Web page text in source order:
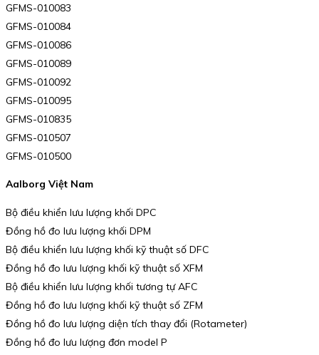
GFMS-010083
GFMS-010084
GFMS-010086
GFMS-010089
GFMS-010092
GFMS-010095
GFMS-010835
GFMS-010507
GFMS-010500
Aalborg Việt Nam
Bộ điều khiển lưu lượng khối DPC
Đồng hồ đo lưu lượng khối DPM
Bộ điều khiển lưu lượng khối kỹ thuật số DFC
Đồng hồ đo lưu lượng khối kỹ thuật số XFM
Bộ điều khiển lưu lượng khối tương tự AFC
Đồng hồ đo lưu lượng khối kỹ thuật số ZFM
Đồng hồ đo lưu lượng diện tích thay đổi (Rotameter)
Đồng hồ đo lưu lượng đơn model P